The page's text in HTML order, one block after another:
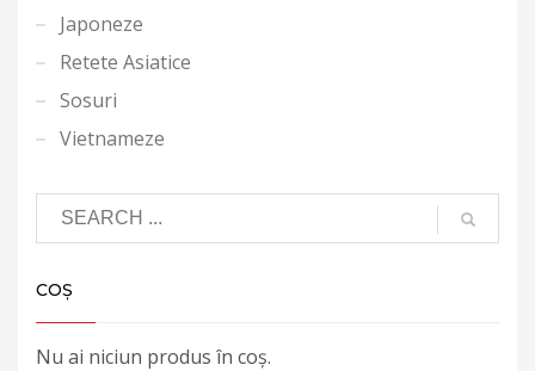
Japoneze
Retete Asiatice
Sosuri
Vietnameze
COȘ
Nu ai niciun produs în coș.